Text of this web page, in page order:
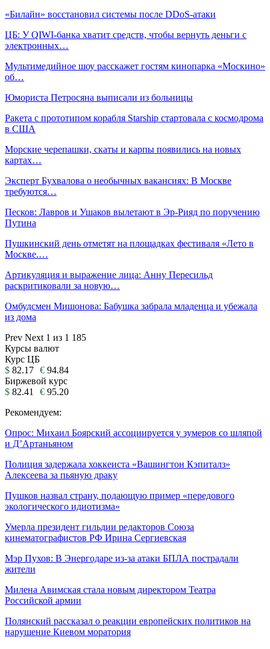
«Билайн» восстановил системы после DDoS-атаки
ЦБ: У QIWI-банка хватит средств, чтобы вернуть деньги с
электронных…
Мультимедийное шоу расскажет гостям кинопарка «Москино»
об…
Юмориста Петросяна выписали из больницы
Ракета с прототипом корабля Starship стартовала с космодрома
в США
Морские черепашки, скаты и карпы появились на новых
картах…
Эксперт Бухвалова о необычных вакансиях: В Москве
требуются…
Песков: Лавров и Ушаков вылетают в Эр-Рияд по поручению
Путина
Пушкинский день отметят на площадках фестиваля «Лето в
Москве.…
Артикуляция и выражение лица: Анну Пересильд
раскритиковали за новую…
Омбудсмен Мишонова: Бабушка забрала младенца и убежала
из дома
Prev Next 1 из 1 185
Курсы валют
Курс ЦБ
$ 82.17 € 94.84
Биржевой курс
$ 82.41 € 95.20
Рекомендуем:
Опрос: Михаил Боярский ассоциируется у зумеров со шляпой
и Д’Артаньяном
Полиция задержала хоккеиста «Вашингтон Кэпиталз»
Алексеева за пьяную драку
Пушков назвал страну, подающую пример «передового
экологического идиотизма»
Умерла президент гильдии редакторов Союза
кинематографистов РФ Ирина Сергиевская
Мэр Пухов: В Энергодаре из-за атаки БПЛА пострадали
жители
Милена Авимская стала новым директором Театра
Российской армии
Полянский рассказал о реакции европейских политиков на
нарушение Киевом моратория